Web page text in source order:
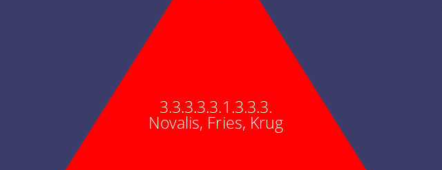
3.3.3.3.3.1.3.3.3.
Novalis, Fries, Krug